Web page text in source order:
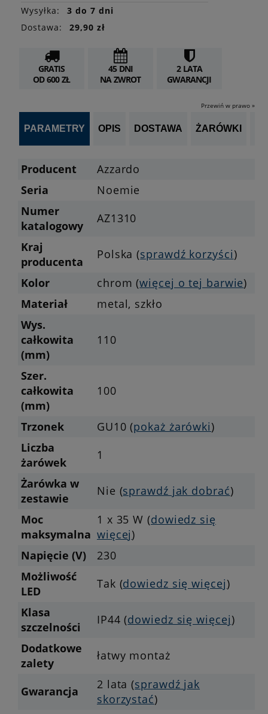
Wysyłka:
3 do 7 dni
Dostawa:
29,90 zł
GRATIS
OD 600 ZŁ
45 DNI
NA ZWROT
2 LATA
GWARANCJI
Przewiń w prawo »
PARAMETRY OPIS DOSTAWA ŻARÓWKI
Producent
Azzardo
Seria
Noemie
Numer
katalogowy
AZ1310
Kraj
producenta
Polska (sprawdź korzyści)
Kolor
chrom (więcej o tej barwie)
Materiał
metal, szkło
Wys.
całkowita
(mm)
110
Szer.
całkowita
(mm)
100
Trzonek GU10 (pokaż żarówki)
Liczba
żarówek
1
Żarówka w
zestawie
Nie (sprawdź jak dobrać)
Moc
maksymalna
1 x 35 W (dowiedz się
więcej)
Napięcie (V)
230
Możliwość
LED
Tak (dowiedz się więcej)
Klasa
szczelności
IP44 (dowiedz się więcej)
Dodatkowe
zalety
łatwy montaż
Gwarancja 2 lata (sprawdź jak
skorzystać)